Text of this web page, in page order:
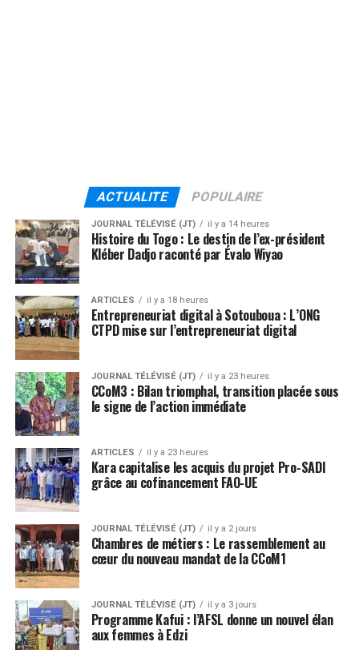
ACTUALITE POPULAIRE
JOURNAL TÉLÉVISÉ (JT) il y a 14 heures
Histoire du Togo : Le destin de l’ex-président
Kléber Dadjo raconté par Évalo Wiyao
ARTICLES il y a 18 heures
Entrepreneuriat digital à Sotouboua : L’ONG
CTPD mise sur l’entrepreneuriat digital
JOURNAL TÉLÉVISÉ (JT) il y a 23 heures
CCoM3 : Bilan triomphal, transition placée sous
le signe de l’action immédiate
ARTICLES il y a 23 heures
Kara capitalise les acquis du projet Pro-SADI
grâce au cofinancement FAO-UE
JOURNAL TÉLÉVISÉ (JT) il y a 2 jours
Chambres de métiers : Le rassemblement au
cœur du nouveau mandat de la CCoM1
JOURNAL TÉLÉVISÉ (JT) il y a 3 jours
Programme Kafui : l’AFSL donne un nouvel élan
aux femmes à Edzi